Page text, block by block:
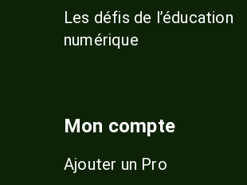
Les défis de l’éducation
numérique
Mon compte
Ajouter un Pro